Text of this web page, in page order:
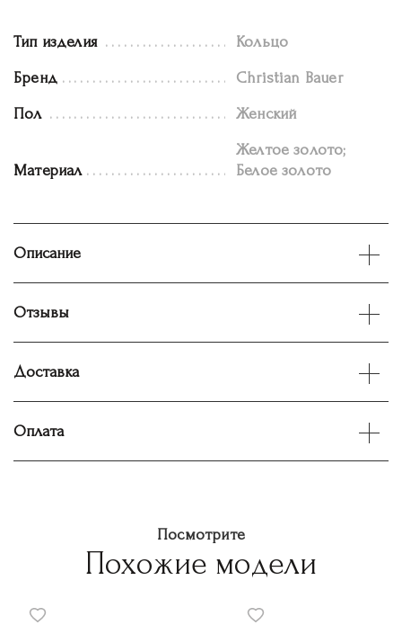
Тип изделия Кольцо
Бренд Christian Bauer
Пол Женский
Материал
Желтое золото;
Белое золото
Описание
Отзывы
Доставка
Оплата
Посмотрите
Похожие модели